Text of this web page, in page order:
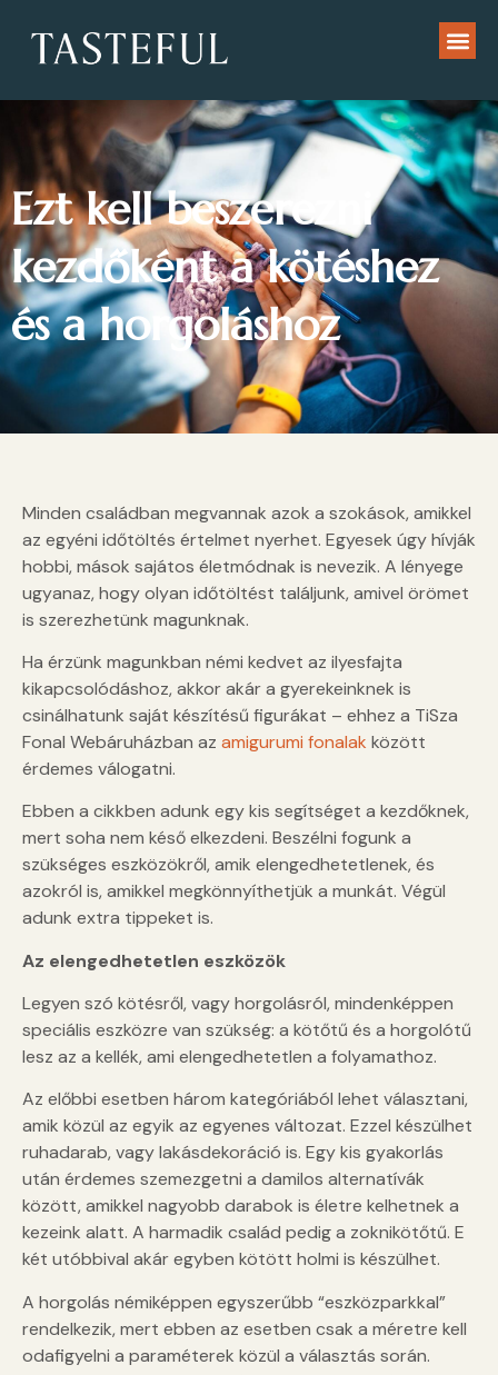
Ezt kell beszerezni
kezdőként a kötéshez
és a horgoláshoz
Minden családban megvannak azok a szokások, amikkel
az egyéni időtöltés értelmet nyerhet. Egyesek úgy hívják
hobbi, mások sajátos életmódnak is nevezik. A lényege
ugyanaz, hogy olyan időtöltést találjunk, amivel örömet
is szerezhetünk magunknak.
Ha érzünk magunkban némi kedvet az ilyesfajta
kikapcsolódáshoz, akkor akár a gyerekeinknek is
csinálhatunk saját készítésű figurákat – ehhez a TiSza
Fonal Webáruházban az amigurumi fonalak között
érdemes válogatni.
Ebben a cikkben adunk egy kis segítséget a kezdőknek,
mert soha nem késő elkezdeni. Beszélni fogunk a
szükséges eszközökről, amik elengedhetetlenek, és
azokról is, amikkel megkönnyíthetjük a munkát. Végül
adunk extra tippeket is.
Az elengedhetetlen eszközök
Legyen szó kötésről, vagy horgolásról, mindenképpen
speciális eszközre van szükség: a kötőtű és a horgolótű
lesz az a kellék, ami elengedhetetlen a folyamathoz.
Az előbbi esetben három kategóriából lehet választani,
amik közül az egyik az egyenes változat. Ezzel készülhet
ruhadarab, vagy lakásdekoráció is. Egy kis gyakorlás
után érdemes szemezgetni a damilos alternatívák
között, amikkel nagyobb darabok is életre kelhetnek a
kezeink alatt. A harmadik család pedig a zoknikötőtű. E
két utóbbival akár egyben kötött holmi is készülhet.
A horgolás némiképpen egyszerűbb “eszközparkkal”
rendelkezik, mert ebben az esetben csak a méretre kell
odafigyelni a paraméterek közül a választás során.